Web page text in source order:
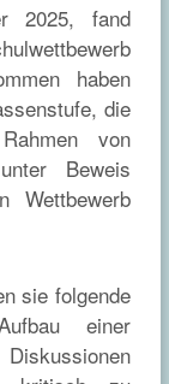
2025, fand
haben
die
von
Beweis
Wettbewerb
sie folgende
einer